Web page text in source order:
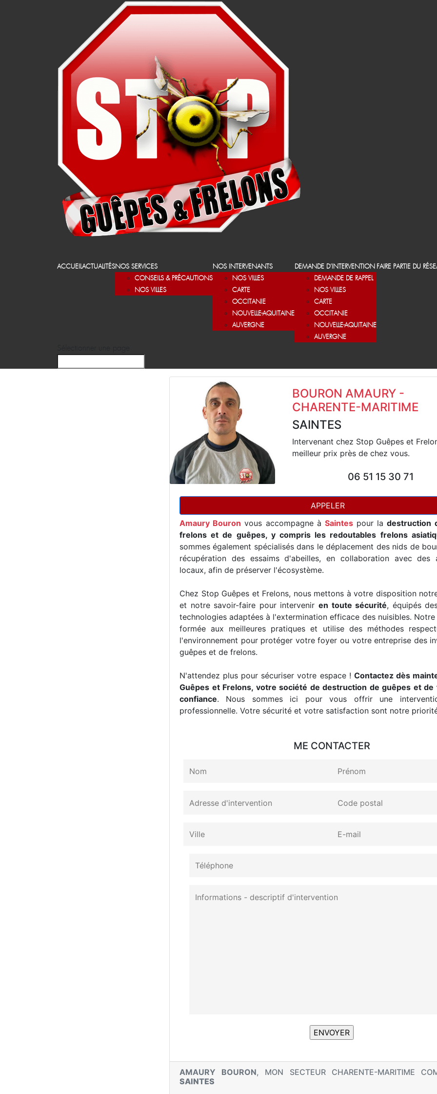
ACCUEILACTUALITÉSNOS SERVICES
CONSEILS & PRÉCAUTIONS
NOS VILLES
NOS INTERVENANTS
NOS VILLES
CARTE
OCCITANIE
NOUVELLE-AQUITAINE
AUVERGNE
DEMANDE D’INTERVENTION
DEMANDE DE RAPPEL
NOS VILLES
CARTE
OCCITANIE
NOUVELLE-AQUITAINE
AUVERGNE
FAIRE PARTIE DU
BOURON AMAURY -
CHARENTE-MARITIME
SAINTES
Intervenant chez Stop Guêpes et
meilleur prix près de chez vous.
06 51 15 30 71
APPELER
Amaury Bouron vous accompagne à Saintespour ladestruction
frelons et de guêpes, y compris les redoutables frelons
sommes également spécialisés dans le déplacement des nids de
récupération des essaims d'abeilles, en collaboration avec des
locaux, afin de préserver l'écosystème.
Chez Stop Guêpes et Frelons, nous mettons à votre disposition
et notre savoir-faire pour intervenir en toute sécurité, équipés
technologies adaptées à l'extermination efficace des nuisibles. Notre
formée aux meilleures pratiques et utilise des méthodes
l'environnement pour protéger votre foyer ou votre entreprise des
guêpes et de frelons.
N'attendez plus pour sécuriser votre espace ! Contactez dès
Guêpes et Frelons, votre société de destruction de guêpes et de
confiance. Nous sommes ici pour vous offrir une
professionnelle. Votre sécurité et votre satisfaction sont notre
ME CONTACTER
AMAURY BOURON, MON SECTEUR CHARENTE-MARITIME
SAINTES